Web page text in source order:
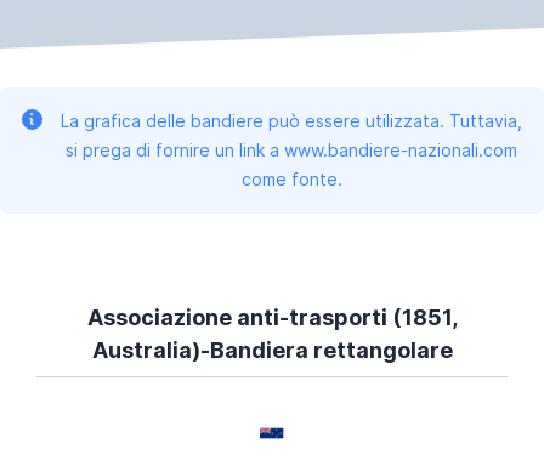
La grafica delle bandiere può essere utilizzata. Tuttavia,
si prega di fornire un link a www.bandiere-nazionali.com
come fonte.
Associazione anti-trasporti (1851,
Australia)-Bandiera rettangolare